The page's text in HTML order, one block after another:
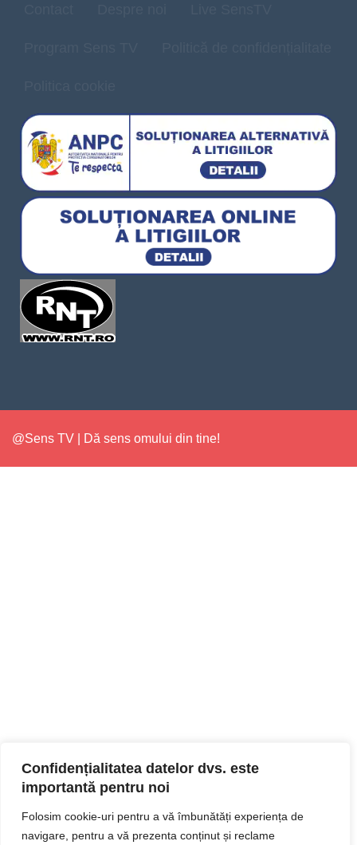
Confidențialitatea datelor dvs. este
importantă pentru noi
Folosim cookie-uri pentru a vă îmbunătăți experiența de
navigare, pentru a vă prezenta conținut și reclame
@Sens TV | Dă sens omului din tine!